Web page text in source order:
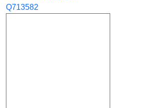
Q713582